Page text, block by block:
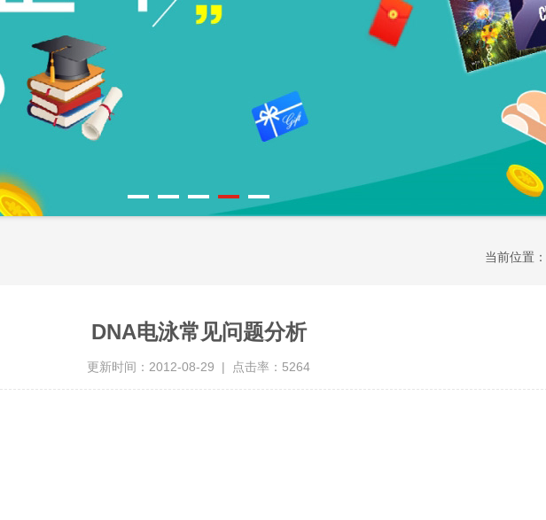
当前位置：
DNA电泳常见问题分析
更新时间：2012-08-29 | 点击率：5264